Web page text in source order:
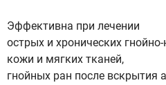
Эффективна при лечении
острых и хронических
кожи и мягких тканей,
гнойных ран после вскрытия